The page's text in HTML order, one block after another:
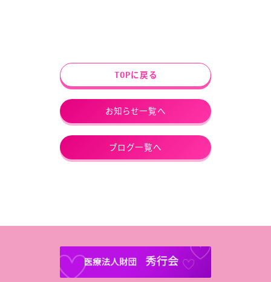
TOPに戻る
お知らせ一覧へ
ブログ一覧へ